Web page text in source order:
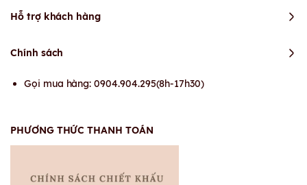
Hỗ trợ khách hàng
Chính sách
Gọi mua hàng: 0904.904.295(8h-17h30)
PHƯƠNG THỨC THANH TOÁN